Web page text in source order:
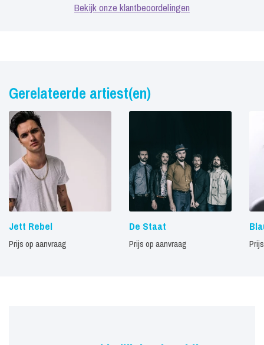
Bekijk onze klantbeoordelingen
Gerelateerde artiest(en)
Jett Rebel
Prijs op aanvraag
De Staat
Prijs op aanvraag